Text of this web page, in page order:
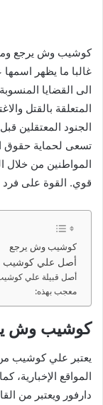
كوشيب وش يرجع
غالبا ما يظهر اسمها
الى القضايا
المتعلقة بالقتل
الجنود المعتقلين
تسعى لحماية حقوق
المواطنين من خلال
قوي. القوة على
كوشيب وش يرجع
أصل علي كوشيب
أصل قبيلة علي
معجب بهذه:
كوشيب وش
يعتبر علي كوشيب
المواقع
دارفور ويعتبر من